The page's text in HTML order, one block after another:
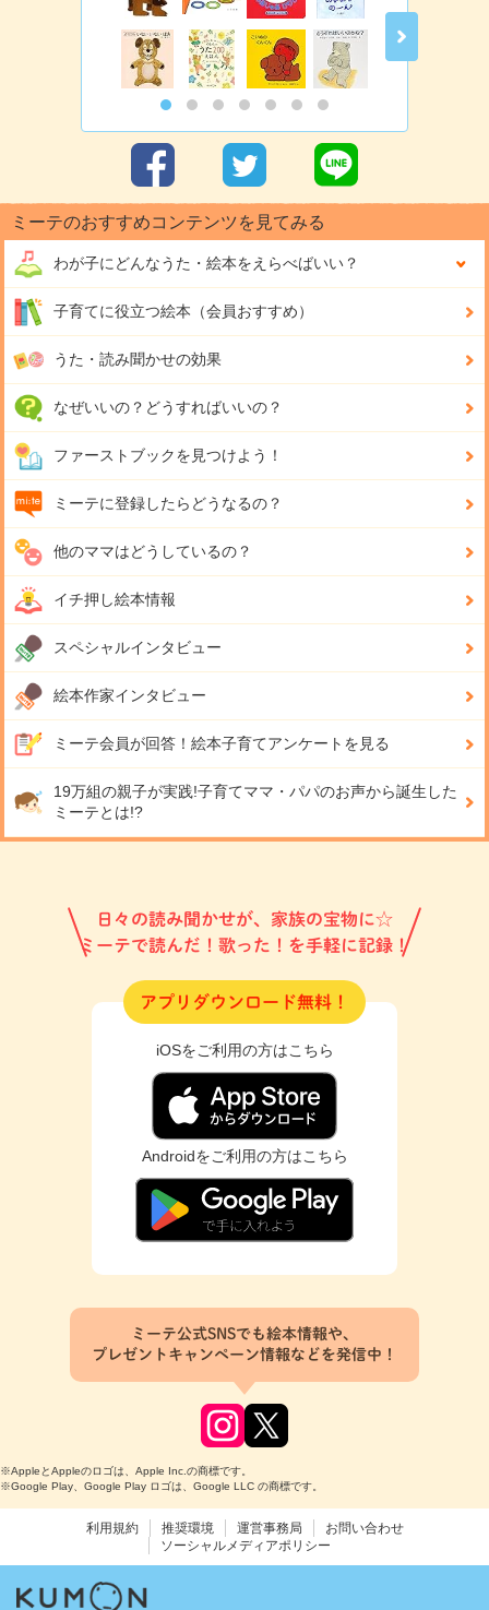
ミーテのおすすめコンテンツを見てみる
わが子にどんなうた・絵本をえらべばいい？
子育てに役立つ絵本（会員おすすめ）
うた・読み聞かせの効果
なぜいいの？どうすればいいの？
ファーストブックを見つけよう！
ミーテに登録したらどうなるの？
他のママはどうしているの？
イチ押し絵本情報
スペシャルインタビュー
絵本作家インタビュー
ミーテ会員が回答！ 絵本子育てアンケートを見る
19万組の親子が実践!子育てママ・パパのお声から誕生した
ミーテとは!?
日々の読み聞かせが、家族の宝物に☆
ミーテで読んだ！歌った！を手軽に記録！
アプリダウンロード無料！
iOSをご利用の方はこちら
Androidをご利用の方はこちら
ミーテ公式SNSでも絵本情報や、
プレゼントキャンペーン情報などを発信中！
※AppleとAppleのロゴは、Apple Inc.の商標です。
※Google Play、Google Play ロゴは、Google LLC の商標です。
利用規約 推奨環境 運営事務局
お問い合わせ
ソーシャルメディアポリシー